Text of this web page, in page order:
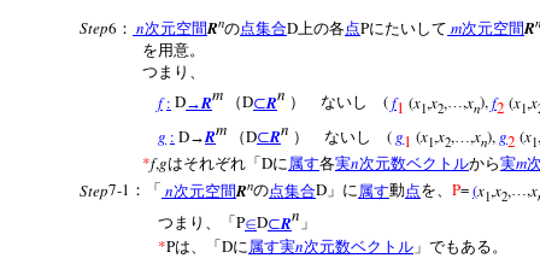
Step6 ： n次元空間Rnの点集合D上の各点Pにたいして m次元空間R
を用意。
つまり、
f : D→Rm （D⊂Rn ） ないし (f1 (x1,x2,…,xn),f2 (x1,x
g : D→Rm （D⊂Rn ） ないし ( g1 (x1,x2,…,xn), g2 (x1,
*f,gはそれぞれ「 Dに属す各実n次元数ベクトルから実m
Step7-1 ：「 n次元空間Rnの点集合D 」に 属す動点を、 P=(x1,x2,…,x
つまり、「 P∈D⊂Rn 」
*Pは、「Dに 属す実n次元数ベクトル 」でもある。